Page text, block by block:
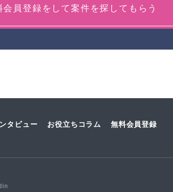
会員登録をして案件を探してもらう
タビュー お役立ちコラム 無料会員登録